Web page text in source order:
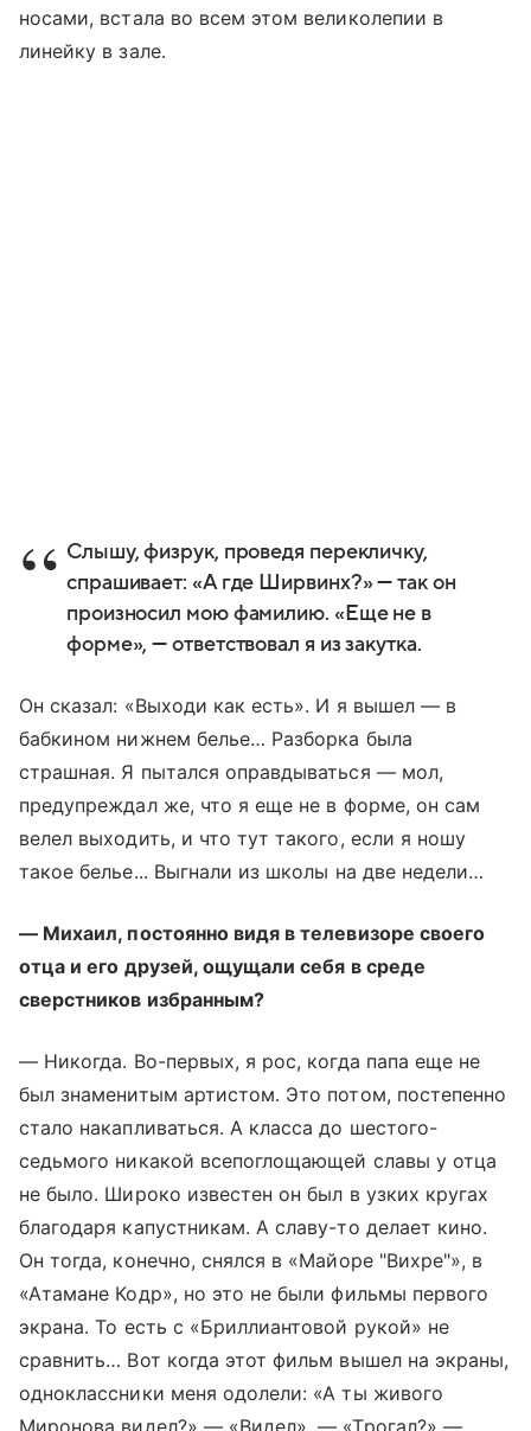
носами, встала во всем этом великолепии в
линейку в зале.
Слышу, физрук, проведя перекличку,
спрашивает: «А где Ширвинх?» — так он
произносил мою фамилию. «Еще не в
форме», — ответствовал я из закутка.
Он сказал: «Выходи как есть». И я вышел — в
бабкином нижнем белье… Разборка была
страшная. Я пытался оправдываться — мол,
предупреждал же, что я еще не в форме, он сам
велел выходить, и что тут такого, если я ношу
такое белье... Выгнали из школы на две недели…
— Михаил, постоянно видя в телевизоре своего
отца и его друзей, ощущали себя в среде
сверстников избранным?
— Никогда. Во-первых, я рос, когда папа еще не
был знаменитым артистом. Это потом, постепенно
стало накапливаться. А класса до шестого-
седьмого никакой всепоглощающей славы у отца
не было. Широко известен он был в узких кругах
благодаря капустникам. А славу-то делает кино.
Он тогда, конечно, снялся в «Майоре "Вихре"», в
«Атамане Кодр», но это не были фильмы первого
экрана. То есть с «Бриллиантовой рукой» не
сравнить… Вот когда этот фильм вышел на экраны,
одноклассники меня одолели: «А ты живого